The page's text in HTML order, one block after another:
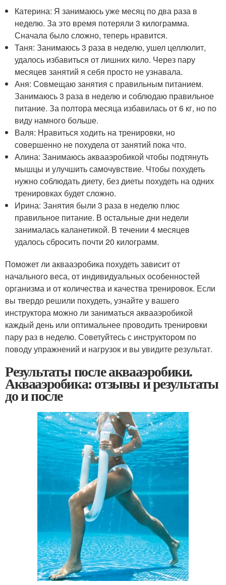
Катерина: Я занимаюсь уже месяц по два раза в
неделю. За это время потеряли 3 килограмма.
Сначала было сложно, теперь нравится.
Таня: Занимаюсь 3 раза в неделю, ушел целлюлит,
удалось избавиться от лишних кило. Через пару
месяцев занятий я себя просто не узнавала.
Аня: Совмещаю занятия с правильным питанием.
Занимаюсь 3 раза в неделю и соблюдаю правильное
питание. За полтора месяца избавилась от 6 кг, но по
виду намного больше.
Валя: Нравиться ходить на тренировки, но
совершенно не похудела от занятий пока что.
Алина: Занимаюсь аквааэробикой чтобы подтянуть
мышцы и улучшить самочувствие. Чтобы похудеть
нужно соблюдать диету, без диеты похудеть на одних
тренировках будет сложно.
Ирина: Занятия были 3 раза в неделю плюс
правильное питание. В остальные дни недели
занималась каланетикой. В течении 4 месяцев
удалось сбросить почти 20 килограмм.
Поможет ли аквааэробика похудеть зависит от
начального веса, от индивидуальных особенностей
организма и от количества и качества тренировок. Если
вы твердо решили похудеть, узнайте у вашего
инструктора можно ли заниматься аквааэробикой
каждый день или оптимальнее проводить тренировки
пару раз в неделю. Советуйтесь с инструктором по
поводу упражнений и нагрузок и вы увидите результат.
Результаты после аквааэробики.
Аквааэробика: отзывы и результаты
до и после